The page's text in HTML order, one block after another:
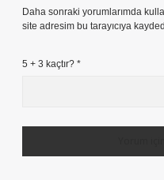
Daha sonraki yorumlarımda
site adresim bu tarayıcıya
5 + 3 kaçtır? *